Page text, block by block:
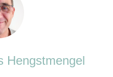
Hengstmengel